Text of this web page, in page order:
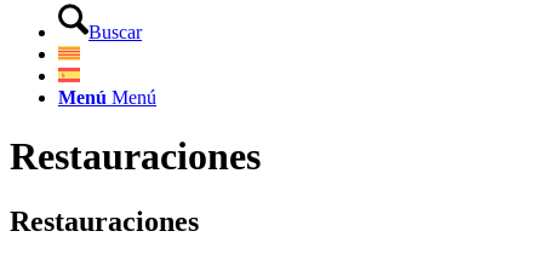
Buscar
Menú Menú
Restauraciones
Restauraciones